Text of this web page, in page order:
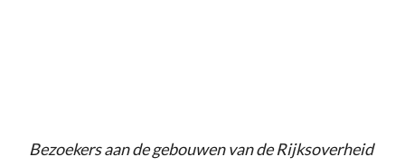
Bezoekers aan de gebouwen van de Rijksoverheid